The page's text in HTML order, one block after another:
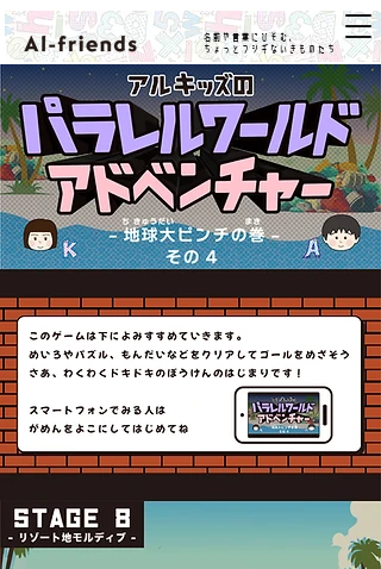
名前や言葉にひそむ、
ちょっとフシギないきものたち